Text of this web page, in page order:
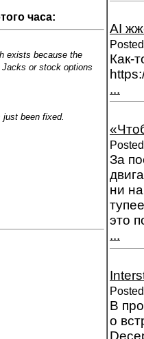
часа:
exists because the
or stock options
just been fixed.
AI
Как-
...
За
ни
это
...
В
о